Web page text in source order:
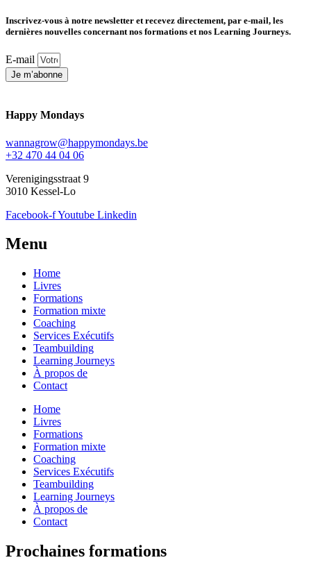
Inscrivez-vous à notre newsletter et recevez directement, par e-mail, les
dernières nouvelles concernant nos formations et nos Learning Journeys.
E-mail
Je m’abonne
Happy Mondays
wannagrow@happymondays.be
+32 470 44 04 06
Verenigingsstraat 9
3010 Kessel-Lo
Facebook-fYoutube Linkedin
Menu
Home
Livres
Formations
Formation mixte
Coaching
Services Exécutifs
Teambuilding
Learning Journeys
À propos de
Contact
Home
Livres
Formations
Formation mixte
Coaching
Services Exécutifs
Teambuilding
Learning Journeys
À propos de
Contact
Prochaines formations